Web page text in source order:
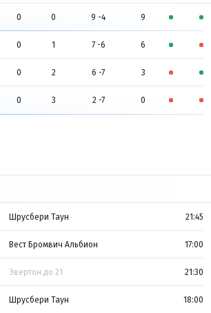
0 0 9 -4 9
0 1 7 -6 6
0 2 6 -7 3
0 3 2 -7 0
Шрусбери Таун 21:45
Вест Бромвич Альбион 17:00
Эвертон до 21 21:30
Шрусбери Таун 18:00